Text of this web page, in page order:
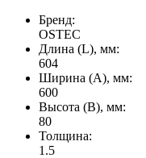
Бренд:
OSTEC
Длина (L), мм:
604
Ширина (А), мм:
600
Высота (В), мм:
80
Толщина:
1.5